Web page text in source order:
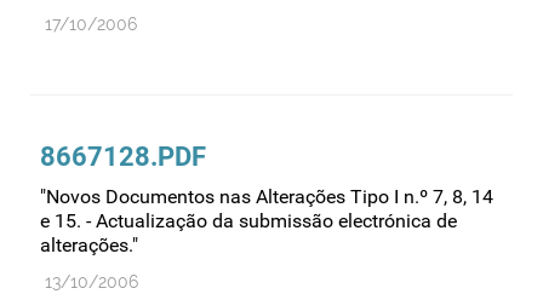
Farmácias
Informação institucional
Inspeção
17/10/2006
8667128.PDF
"Novos Documentos nas Alterações Tipo I n.º 7, 8, 14
e 15. - Actualização da submissão electrónica de
alterações."
13/10/2006